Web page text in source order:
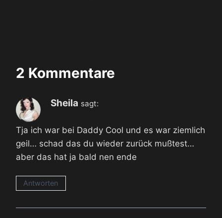
2 Kommentare
Sheila sagt:
Tja ich war bei Daddy Cool und es war ziemlich
geil… schad das du wieder zurück mußtest…
aber das hat ja bald nen ende
Antworten